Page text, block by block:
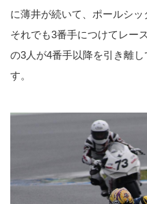
に薄井が続いて、ポールシッ
それでも3番手につけてレー
の3人が4番手以降を引き離
す。